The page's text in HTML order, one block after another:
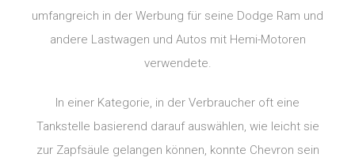
umfangreich in der Werbung für seine Dodge Ram und
andere Lastwagen und Autos mit Hemi-Motoren
verwendete.
In einer Kategorie, in der Verbraucher oft eine
Tankstelle basierend darauf auswählen, wie leicht sie
zur Zapfsäule gelangen können, konnte Chevron sein